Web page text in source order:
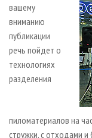
вашему
вниманию
публикации
речь пойдет о
технологиях
разделения
пиломатериалов на
стружки, с отходами и